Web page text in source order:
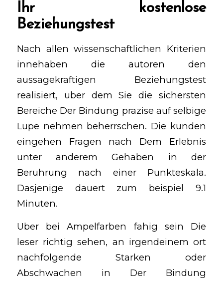
Ihr kostenlose
Beziehungstest
Nach allen wissenschaftlichen Kriterien
innehaben die autoren den
aussagekraftigen Beziehungstest
realisiert, uber dem Sie die sichersten
Bereiche Der Bindung prazise auf selbige
Lupe nehmen beherrschen. Die kunden
eingehen Fragen nach Dem Erlebnis
unter anderem Gehaben in der
Beruhrung nach einer Punkteskala.
Dasjenige dauert zum beispiel 9.1
Minuten.
Uber bei Ampelfarben fahig sein Die
leser richtig sehen, an irgendeinem ort
nachfolgende Starken oder
Abschwachen in Der Bindung